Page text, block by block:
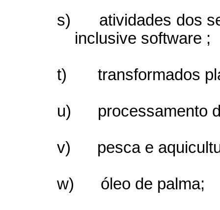
s)
atividades dos
inclusive software ;
t) transformados
u) processamento
v) pesca e
w) óleo de palma;